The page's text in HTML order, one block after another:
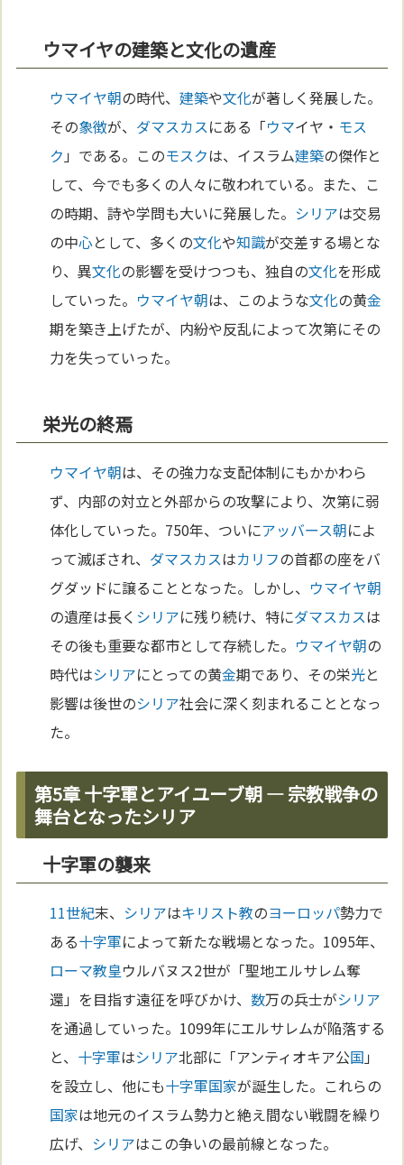
ウマイヤの建築と文化の遺産
ウマイヤ朝の時代、建築や文化が著しく発展した。
その象徴が、 ダマスカスにある「ウマイヤ・ モス
ク 」である。このモスクは、イスラム建築の傑作と
して、今でも多くの人々に敬われている。また、こ
の時期、詩や学問も大いに発展した。 シリアは交易
の中心として、多くの文化や知識が交差する場とな
り、異文化の影響を受けつつも、独自の文化を形成
していった。 ウマイヤ朝は、このような文化の黄金
期を築き上げたが、内紛や反乱によって次第にその
力を失っていった。
栄光の終焉
ウマイヤ朝は、その強力な支配体制にもかかわら
ず、内部の対立と外部からの攻撃により、次第に弱
体化していった。750年、ついにアッバース朝によ
って滅ぼされ、 ダマスカスはカリフの首都の座をバ
グダッドに譲ることとなった。しかし、 ウマイヤ朝
の遺産は長く シリアに残り続け、特にダマスカスは
その後も重要な都市として存続した。 ウマイヤ朝の
時代はシリアにとっての黄金期であり、その栄光と
影響は後世のシリア社会に深く刻まれることとなっ
た。
第5章 十字軍とアイユーブ朝 ― 宗教戦争の
舞台となったシリア
十字軍の襲来
11世紀末、 シリアはキリスト教のヨーロッパ勢力で
ある十字軍によって新たな戦場となった。1095年、
ローマ教皇ウルバヌス2世が「聖地エルサレム奪
還」を目指す遠征を呼びかけ、数万の兵士がシリア
を通過していった。1099年にエルサレムが陥落する
と、 十字軍はシリア北部に「アンティオキア公国 」
を設立し、他にも十字軍国家が誕生した。これらの
国家は地元のイスラム勢力と絶え間ない戦闘を繰り
広げ、 シリアはこの争いの最前線となった。